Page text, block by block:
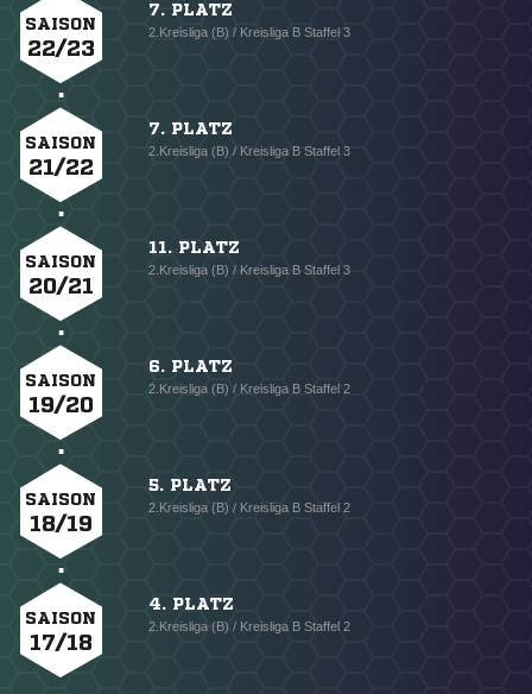
SAISON
22/23
7. PLATZ
2.Kreisliga (B) / Kreisliga B Staffel 3
SAISON
21/22
7. PLATZ
2.Kreisliga (B) / Kreisliga B Staffel 3
SAISON
20/21
11. PLATZ
2.Kreisliga (B) / Kreisliga B Staffel 3
SAISON
19/20
6. PLATZ
2.Kreisliga (B) / Kreisliga B Staffel 2
SAISON
18/19
5. PLATZ
2.Kreisliga (B) / Kreisliga B Staffel 2
SAISON
17/18
4. PLATZ
2.Kreisliga (B) / Kreisliga B Staffel 2